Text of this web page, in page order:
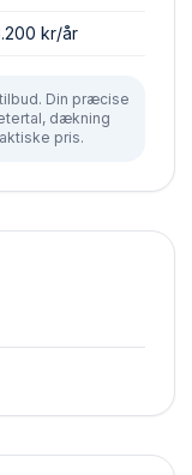
kr/år
Din præcise
dækning
pris.